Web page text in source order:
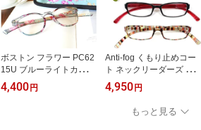
ボストン フラワー PC62
15U ブルーライトカット
付きリーディンググラス
ネックリーダーズ スタン
4,400 円
Anti-fog くもり止めコー
ト ネックリーダーズ ブ
ルーライトカット付き リ
ーディンググラス ネック
リーダーズ スタンダード
送料無料 アクリルレンズ
4,950 円
もっと見る